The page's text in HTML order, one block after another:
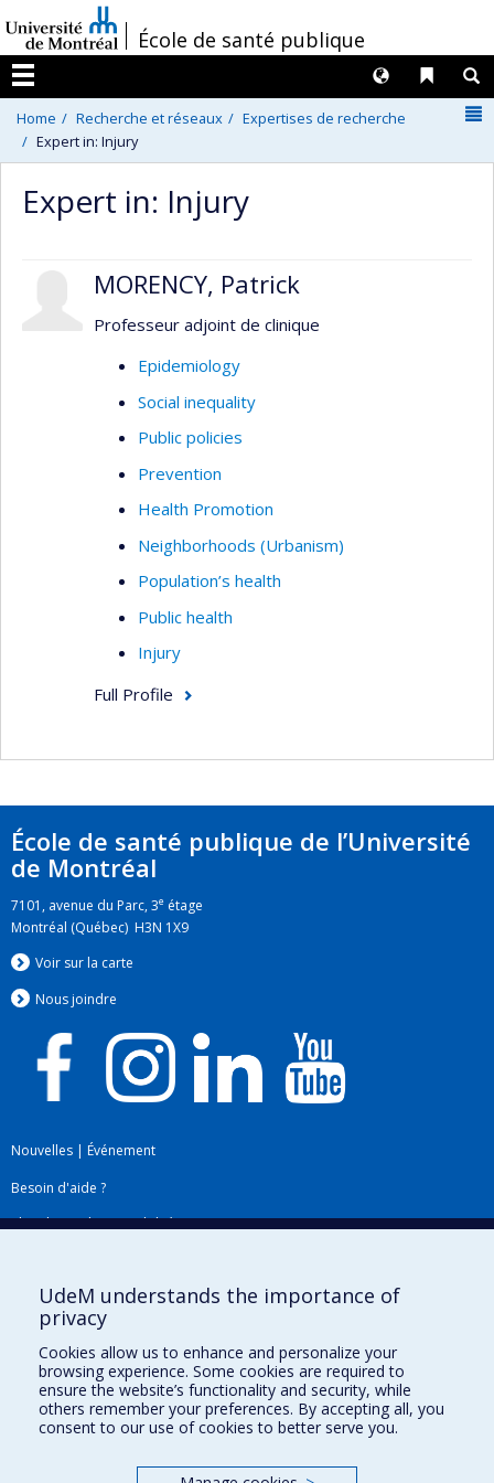
au
contenu
/École de santé publique
Menu
Liens
Langues
Home Recherche et réseaux
Expertises de recherche
Expert in: Injury
Expert in: Injury
MORENCY, Patrick
Professeur adjoint de clinique
Epidemiology
Social inequality
Public policies
Prevention
Health Promotion
Neighborhoods (Urbanism)
Population’s health
Public health
Injury
Full Profile
École de santé publique de l’Université
de Montréal
7101, avenue du Parc, 3e étage
Montréal (Québec) H3N 1X9
Voir sur la carte
Nous joindre
Nouvelles | Événement
Besoin d'aide ?
Plan du site|Accessibilité
Téléchargez les logos de l'ESPUM
UdeM understands the importance of
privacy
Cookies allow us to enhance and personalize your
browsing experience. Some cookies are required to
ensure the website’s functionality and security, while
others remember your preferences. By accepting all, you
consent to our use of cookies to better serve you.